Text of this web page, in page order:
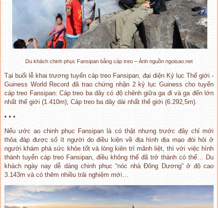
Du khách chinh phục Fansipan bằng cáp treo – Ảnh nguồn ngoisao.net
Tại buổi lễ khai trương tuyến cáp treo Fansipan, đại diện Kỷ lục Thế giới -
Guiness World Record đã trao chứng nhận 2 kỷ lục Guiness cho tuyến
cáp treo Fansipan: Cáp treo ba dây có độ chênh giữa ga đi và ga đến lớn
nhất thế giới (1.410m); Cáp treo ba dây dài nhất thế giới (6.292,5m).
• • •
Nếu ước ao chinh phục Fansipan là có thật nhưng trước đây chỉ mới
thỏa đáp được số ít người do điều kiện về địa hình địa mạo đòi hỏi ở
người khám phá sức khỏe tốt và lòng kiên trì mãnh liệt, thì với việc hình
thành tuyến cáp treo Fansipan, điều không thể đã trở thành có thể… Du
khách ngày nay dễ dàng chinh phục “nóc nhà Đông Dương” ở độ cao
3.143m và có thêm nhiều trải nghiệm mới…